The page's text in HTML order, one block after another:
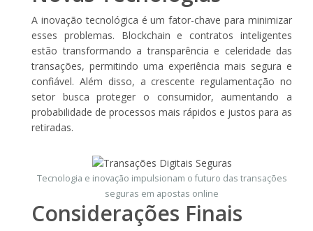
A inovação tecnológica é um fator-chave para minimizar
esses problemas. Blockchain e contratos inteligentes
estão transformando a transparência e celeridade das
transações, permitindo uma experiência mais segura e
confiável. Além disso, a crescente regulamentação no
setor busca proteger o consumidor, aumentando a
probabilidade de processos mais rápidos e justos para as
retiradas.
Tecnologia e inovação impulsionam o futuro das transações
seguras em apostas online
Considerações Finais